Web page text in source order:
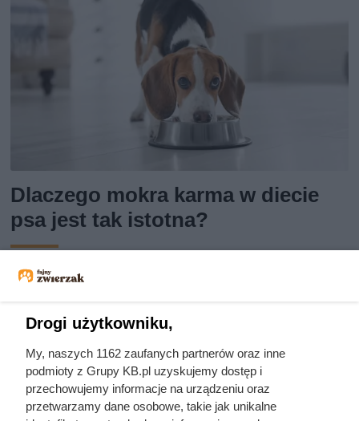
Dlaczego mokra karma w diecie
psa jest tak istotna?
Zdrowie i dobre samopoczucie psa w dużej mierze zależą
wyborem dla ich pupila.
Drogi użytkowniku,
My, naszych 1162 zaufanych partnerów oraz inne
podmioty z Grupy KB.pl uzyskujemy dostęp i
przechowujemy informacje na urządzeniu oraz
przetwarzamy dane osobowe, takie jak unikalne